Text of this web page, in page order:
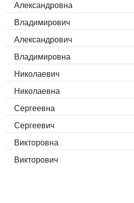
Александровна
Владимирович
Александрович
Владимировна
Николаевич
Николаевна
Сергеевна
Сергеевич
Викторовна
Викторович